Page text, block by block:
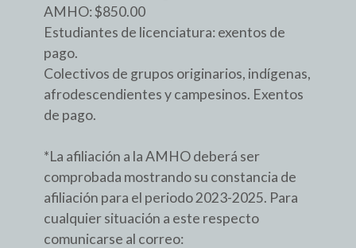
AMHO: $850.00
Estudiantes de licenciatura: exentos de
pago.
Colectivos de grupos originarios, indígenas,
afrodescendientes y campesinos. Exentos
de pago.
*La afiliación a la AMHO deberá ser
comprobada mostrando su constancia de
afiliación para el periodo 2023-2025. Para
cualquier situación a este respecto
comunicarse al correo: